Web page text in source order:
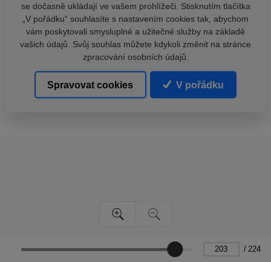
/ 224
se dočasně ukládají ve vašem prohlížeči. Stisknutím tlačítka
„V pořádku“ souhlasíte s nastavením cookies tak, abychom
vám poskytovali smysluplné a užitečné služby na základě
vašich údajů. Svůj souhlas můžete kdykoli změnit na stránce
zpracování osobních údajů.
Spravovat cookies V pořádku